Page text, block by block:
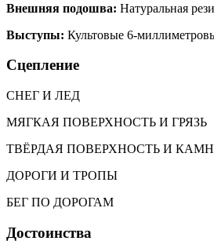
Внешняя подошва: Натуральная
Выступы: Культовые 6-
Сцепление
СНЕГ И ЛЕД
МЯГКАЯ ПОВЕРХНОСТЬ И ГРЯЗЬ
ТВЁРДАЯ ПОВЕРХНОСТЬ И
ДОРОГИ И ТРОПЫ
БЕГ ПО ДОРОГАМ
Достоинства